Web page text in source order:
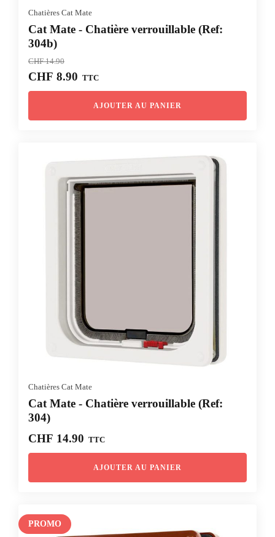
Chatières Cat Mate
Cat Mate - Chatière verrouillable (Ref:
304b)
CHF14.90
Le
prix
était :
CHF 8.90 Le
prix
actuel
est :
TTC
AJOUTER AU PANIER
Chatières Cat Mate
Cat Mate - Chatière verrouillable (Ref:
304)
CHF 14.90 TTC
AJOUTER AU PANIER
PROMO